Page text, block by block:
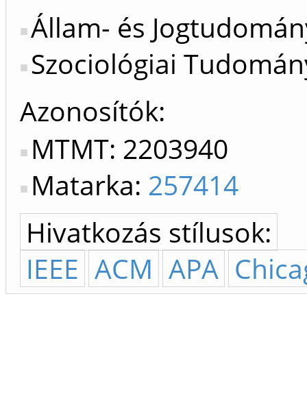
Állam- és
Szociológiai
Azonosítók
MTMT: 2203940
Matarka: 257414
Hivatkozás stílusok:
IEEE ACM APA